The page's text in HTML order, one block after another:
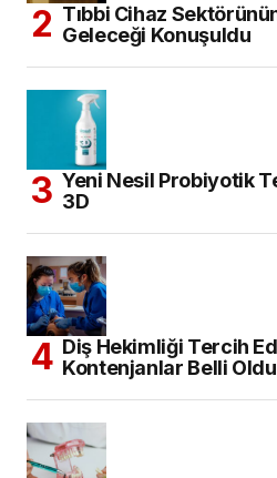
Tıbbi Cihaz
Geleceği Konuşuldu
Yeni Nesil Probiyotik
3D
Diş Hekimliği Tercih
Kontenjanlar Belli Oldu